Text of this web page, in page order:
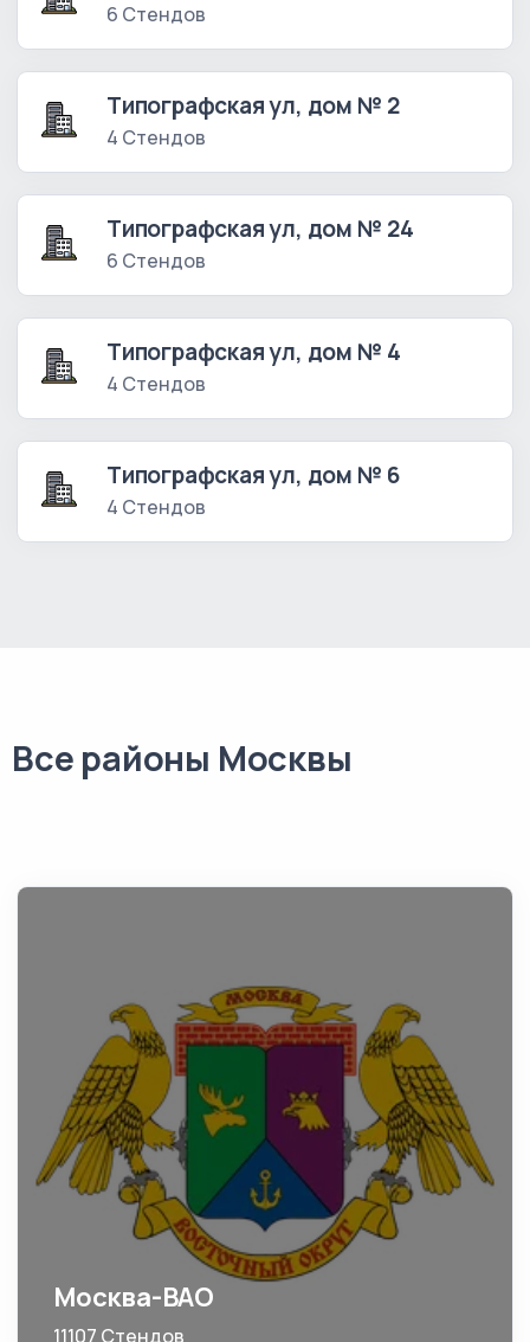
6 Стендов
Типографская ул, дом № 2
4 Стендов
Типографская ул, дом № 24
6 Стендов
Типографская ул, дом № 4
4 Стендов
Типографская ул, дом № 6
4 Стендов
Все районы Москвы
Москва-ВАО
11107 Стендов